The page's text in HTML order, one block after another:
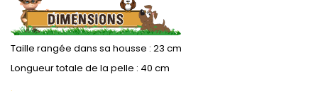
Taille rangée dans sa housse : 23 cm
Longueur totale de la pelle : 40 cm
.